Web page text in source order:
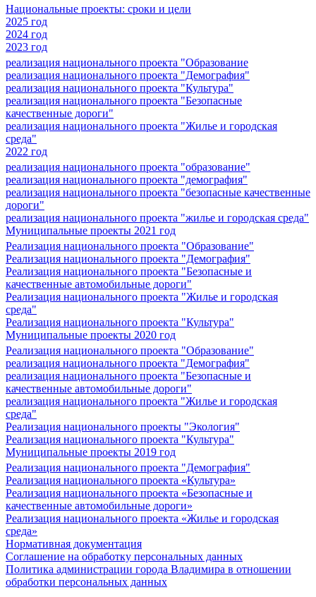
Национальные проекты: сроки и цели
2025 год
2024 год
2023 год
реализация национального проекта "Образование
реализация национального проекта "Демография"
реализация национального проекта "Культура"
реализация национального проекта "Безопасные
качественные дороги"
реализация национального проекта "Жилье и городская
среда"
2022 год
реализация национального проекта "образование"
реализация национального проекта "демография"
реализация национального проекта "безопасные качественные
дороги"
реализация национального проекта "жилье и городская среда"
Муниципальные проекты 2021 год
Реализация национального проекта "Образование"
Реализация национального проекта "Демография"
Реализация национального проекта "Безопасные и
качественные автомобильные дороги"
Реализация национального проекта "Жилье и городская
среда"
Реализация национального проекта "Культура"
Муниципальные проекты 2020 год
Реализация национального проекта "Образование"
реализация национального проекта "Демография"
реализация национального проекта "Безопасные и
качественные автомобильные дороги"
реализация национального проекта "Жилье и городская
среда"
Реализация национального проекты "Экология"
Реализация национального проекта "Культура"
Муниципальные проекты 2019 год
Реализация национального проекта "Демография"
Реализация национального проекта «Культура»
Реализация национального проекта «Безопасные и
качественные автомобильные дороги»
Реализация национального проекта «Жилье и городская
среда»
Нормативная документация
Соглашение на обработку персональных данных
Политика администрации города Владимира в отношении
обработки персональных данных